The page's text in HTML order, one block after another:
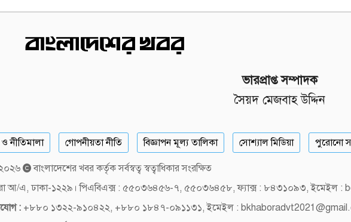
ভারপ্রাপ্ত সম্পাদক
সৈয়দ মেজবাহ উদ্দিন
নীতিমালা গোপনীয়তা নীতি বিজ্ঞাপন মূল্য তালিকা সোশ্যাল মিডিয়া পুরোনো
বাংলাদেশের খবর কর্তৃক সর্বস্বত্ব স্বত্বাধিকার সংরক্ষিত
আ/এ, ঢাকা-১২২৯। পিএবিএক্স : ৫৫০৩৬৪৫৬-৭, ৫৫০৩৬৪৫৮, ফ্যাক্স : ৮৪৩১০৯৩, ইমেইল :
: +৮৮০ ১৩২২-৯১০৪২২, +৮৮০ ১৮৪৭-০৯১১৩১, ইমেইল :